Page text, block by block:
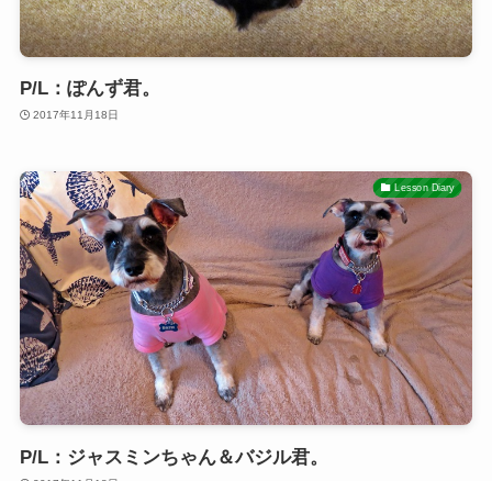
P/L：ぽんず君。
2017年11月18日
Lesson Diary
P/L：ジャスミンちゃん＆バジル君。